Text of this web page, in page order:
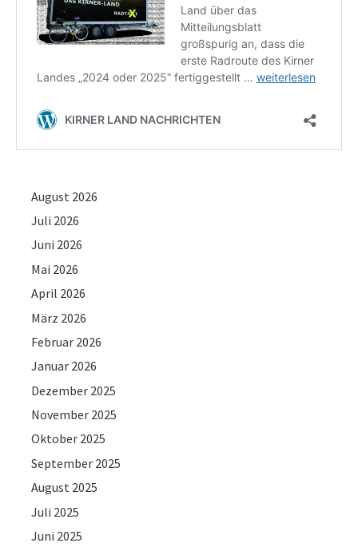
August 2026
Juli 2026
Juni 2026
Mai 2026
April 2026
März 2026
Februar 2026
Januar 2026
Dezember 2025
November 2025
Oktober 2025
September 2025
August 2025
Juli 2025
Juni 2025